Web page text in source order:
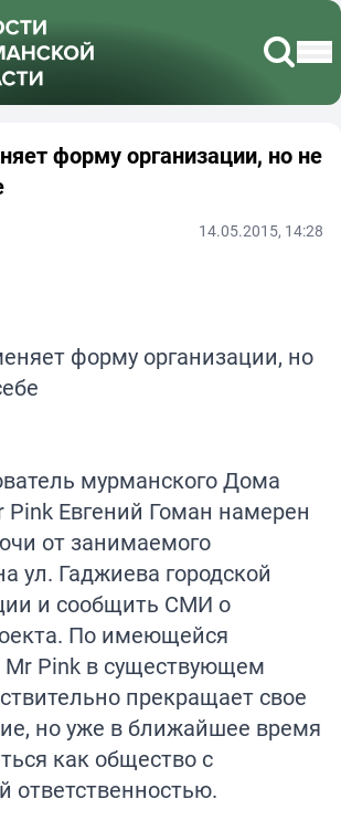
форму организации, но не
14.05.2015, 14:28
мурманского Дома
Евгений Гоман намерен
от занимаемого
ул. Гаджиева городской
и сообщить СМИ о
По имеющейся
Pink в существующем
прекращает свое
но уже в ближайшее время
как общество с
ответственностью.